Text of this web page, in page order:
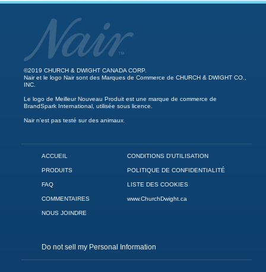
©2019 CHURCH & DWIGHT CANADA CORP.
Nair et le logo Nair sont des Marques de Commerce de CHURCH & DWIGHT CO.,
INC.
Le logo de Meilleur Nouveau Produit est une marque de commerce de
BrandSpark International, utilisée sous licence.
Nair n'est pas testé sur des animaux.
ACCUEIL
PRODUITS
FAQ
COMMENTAIRES
NOUS JOINDRE
CONDITIONS D'UTILISATION
POLITIQUE DE CONFIDENTIALITÉ
LISTE DES COOKIES
www.ChurchDwight.ca
Do not sell my Personal Information